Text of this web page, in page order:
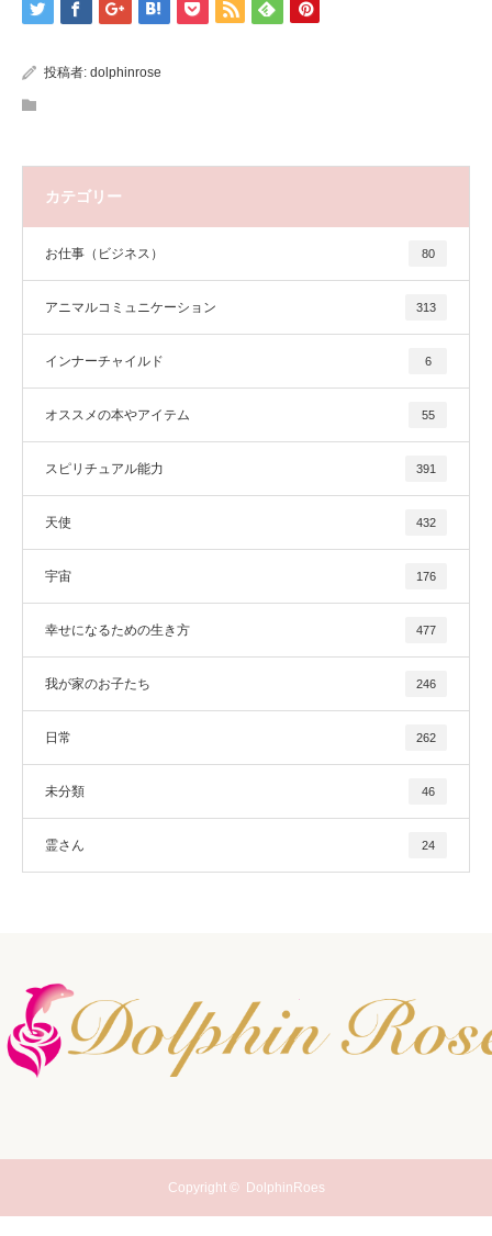
投稿者: dolphinrose
カテゴリー
お仕事（ビジネス） 80
アニマルコミュニケーション 313
インナーチャイルド 6
オススメの本やアイテム 55
スピリチュアル能力 391
天使 432
宇宙 176
幸せになるための生き方 477
我が家のお子たち 246
日常 262
未分類 46
霊さん 24
Copyright © DolphinRoes